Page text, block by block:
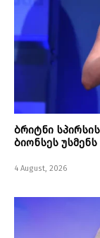
ბრიტნი
ბიონსეს უსმენს
4 August, 2026